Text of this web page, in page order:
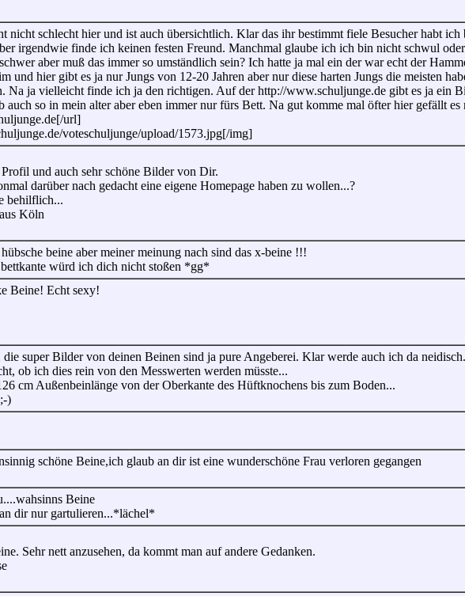
nicht schlecht hier und ist auch übersichtlich. Klar das ihr bestimmt fiele Besucher habt
irgendwie finde ich keinen festen Freund. Manchmal glaube ich ich bin nicht schwul
aber muß das immer so umständlich sein? Ich hatte ja mal ein der war echt der
und hier gibt es ja nur Jungs von 12-20 Jahren aber nur diese harten Jungs die meisten
Na ja vielleicht finde ich ja den richtigen. Auf der http://www.schuljunge.de gibt es ja ein
auch so in mein alter aber eben immer nur fürs Bett. Na gut komme mal öfter hier gefällt
url]
voteschuljunge/upload/1573.jpg[/img]
Profil und auch sehr schöne Bilder von Dir.
darüber nach gedacht eine eigene Homepage haben zu wollen...?
behilflich...
Köln
beine aber meiner meinung nach sind das x-beine !!!
würd ich dich nicht stoßen *gg*
Beine! Echt sexy!
die super Bilder von deinen Beinen sind ja pure Angeberei. Klar werde auch ich da neidisch.
ob ich dies rein von den Messwerten werden müsste...
cm Außenbeinlänge von der Oberkante des Hüftknochens bis zum Boden...
)
schöne Beine,ich glaub an dir ist eine wunderschöne Frau verloren gegangen
Beine
dir nur gartulieren...*lächel*
Sehr nett anzusehen, da kommt man auf andere Gedanken.